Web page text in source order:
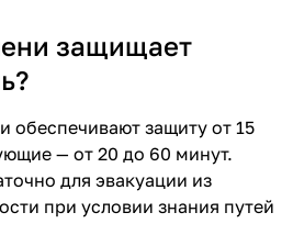
защищает
защиту от 15
— от 20 до 60 минут.
для эвакуации из
при условии знания путей